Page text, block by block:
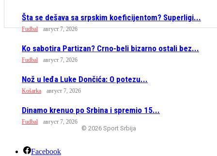
Šta se dešava sa srpskim koeficijentom? Superligi...
Fudbal август 7, 2026
Ko sabotira Partizan? Crno-beli bizarno ostali bez...
Fudbal август 7, 2026
Nož u leđa Luke Dončića: O potezu...
Košarka август 7, 2026
Dinamo krenuo po Srbina i spremio 15...
Fudbal август 7, 2026
© 2026 Sport Srbija
Facebook